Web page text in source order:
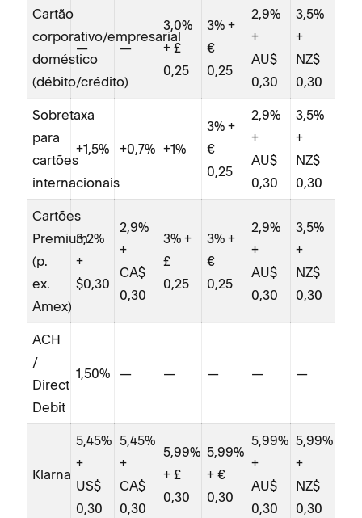
Cartão
corporativo/empresarial
doméstico
(débito/crédito)
— —
3,0%
+ £
0,25
3% +
€
0,25
2,9%
+
AU$
0,30
3,5%
+
NZ$
0,30
Sobretaxa
para
cartões
internacionais
+1,5% +0,7% +1%
3% +
€
0,25
2,9%
+
AU$
0,30
3,5%
+
NZ$
0,30
Cartões
Premium
(p.
ex.
Amex)
3,2%
+
$0,30
2,9%
+
CA$
0,30
3% +
£
0,25
3% +
€
0,25
2,9%
+
AU$
0,30
3,5%
+
NZ$
0,30
ACH
/
Direct
Debit
1,50% — — — — —
Klarna
5,45%
+
US$
0,30
5,45%
+
CA$
0,30
5,99%
+ £
0,30
5,99%
+ €
0,30
5,99%
+
AU$
0,30
5,99%
+
NZ$
0,30